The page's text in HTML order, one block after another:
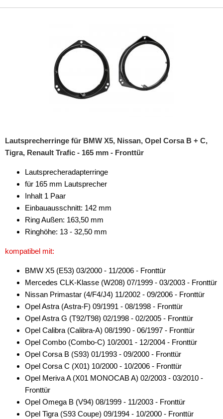
für Alfa Romeo
für Chevrolet
für Chrysler
für Dacia
für Daewoo
für Daihatsu
für Dodge
für Fiat
für Ford
für Honda
für Hummer
für Hyundai
für Isuzu
für Iveco
Lautsprecherringe für BMW X5, Nissan, Opel Corsa B + C,
Tigra, Renault Trafic - 165 mm - Fronttür
Lautsprecheradapterringe
für 165 mm Lautsprecher
Inhalt 1 Paar
Einbauausschnitt: 142 mm
Ring Außen: 163,50 mm
Ringhöhe: 13 - 32,50 mm
kompatibel mit:
BMW X5 (E53) 03/2000 - 11/2006 - Fronttür
Mercedes CLK-Klasse (W208) 07/1999 - 03/2003 - Fronttür
Nissan Primastar (4/F4/J4) 11/2002 - 09/2006 - Fronttür
Opel Astra (Astra-F) 09/1991 - 08/1998 - Fronttür
Opel Astra G (T92/T98) 02/1998 - 02/2005 - Fronttür
Opel Calibra (Calibra-A) 08/1990 - 06/1997 - Fronttür
Opel Combo (Combo-C) 10/2001 - 12/2004 - Fronttür
Opel Corsa B (S93) 01/1993 - 09/2000 - Fronttür
Opel Corsa C (X01) 10/2000 - 10/2006 - Fronttür
Opel Meriva A (X01 MONOCAB A) 02/2003 - 03/2010 -
Fronttür
Opel Omega B (V94) 08/1999 - 11/2003 - Fronttür
Opel Tigra (S93 Coupe) 09/1994 - 10/2000 - Fronttür